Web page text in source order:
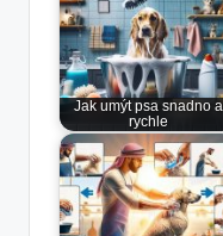
Jak umýt psa snadno a
rychle